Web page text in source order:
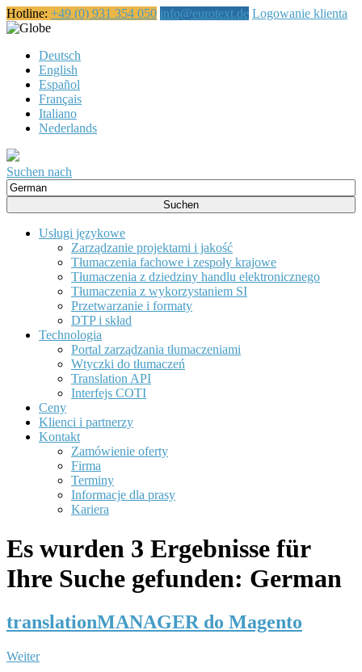
Hotline: +49 (0) 931 354 050 info@eurotext.de Logowanie klienta
Deutsch
English
Español
Français
Italiano
Nederlands
Suchen nach
Suche
nach:
Usługi językowe
Zarządzanie projektami i jakość
Tłumaczenia fachowe i zespoły krajowe
Tłumaczenia z dziedziny handlu elektronicznego
Tłumaczenia z wykorzystaniem SI
Przetwarzanie i formaty
DTP i skład
Technologia
Portal zarządzania tłumaczeniami
Wtyczki do tłumaczeń
Translation API
Interfejs COTI
Ceny
Klienci i partnerzy
Kontakt
Zamówienie oferty
Firma
Terminy
Informacje dla prasy
Kariera
Es wurden 3 Ergebnisse für
Ihre Suche gefunden: German
translationMANAGER do Magento
Weiter